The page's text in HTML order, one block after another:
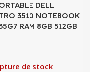
DELL
3510 NOTEBOOK
RAM 8GB 512GB
de stock